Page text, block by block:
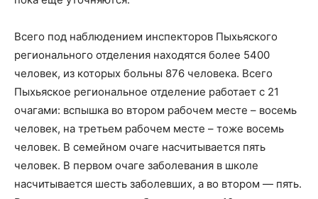
Всего под наблюдением инспекторов Пыхьяского
регионального отделения находятся более 5400
человек, из которых больны 876 человека. Всего
Пыхьяское региональное отделение работает с 21
очагами: вспышка во втором рабочем месте – восемь
человек, на третьем рабочем месте – тоже восемь
человек. В семейном очаге насчитывается пять
человек. В первом очаге заболевания в школе
насчитывается шесть заболевших, а во втором — пять.